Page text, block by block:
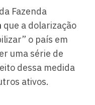
Fazenda
que a dolarização
o país em
uma série de
dessa medida
ativos.